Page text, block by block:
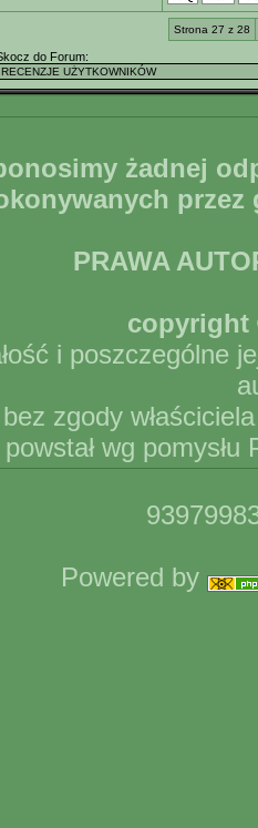
Strona 27 z 28
do Forum:
żadnej
PRAWA
copyright
i poszczególne
zgody
wg
Powered by